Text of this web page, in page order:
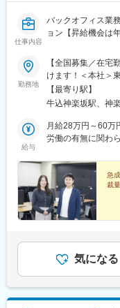
仕事内容
バックオフィス業
ョン【昇給機会は年
勤務地
【全国募集／在
けます！＜本社＞
大江戸線「牛込神
坂駅」より徒歩8分
【最寄り駅】
牛込神楽坂駅、神
給与
月給28万円～60万
労働の有無に関わ
急
裁
気になる